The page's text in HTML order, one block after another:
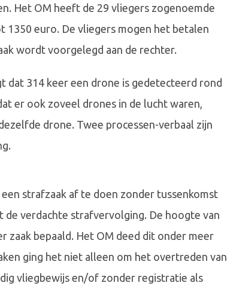
Het OM heeft de 29 vliegers zogenoemde
1350 euro. De vliegers mogen het betalen
wordt voorgelegd aan de rechter.
314 keer een drone is gedetecteerd rond
er ook zoveel drones in de lucht waren,
drone. Twee processen-verbaal zijn
strafzaak af te doen zonder tussenkomst
verdachte strafvervolging. De hoogte van
zaak bepaald. Het OM deed dit onder meer
ging het niet alleen om het overtreden van
vliegbewijs en/of zonder registratie als